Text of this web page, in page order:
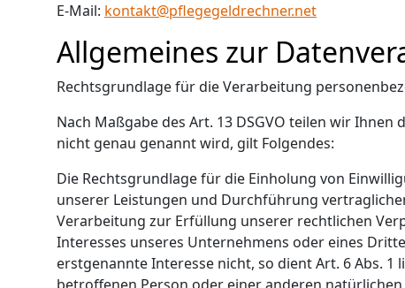
E-Mail: kontakt@pflegegeldrechner.net
Allgemeines zur
Rechtsgrundlage für die Verarbeitung
Nach Maßgabe des Art. 13 DSGVO teilen wir
nicht genau genannt wird, gilt Folgendes:
Die Rechtsgrundlage für die Einholung von
unserer Leistungen und Durchführung
Verarbeitung zur Erfüllung unserer rechtlichen
Interesses unseres Unternehmens oder eines
erstgenannte Interesse nicht, so dient Art. 6 Abs. 1